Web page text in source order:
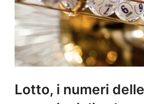
Lotto, i numeri delle